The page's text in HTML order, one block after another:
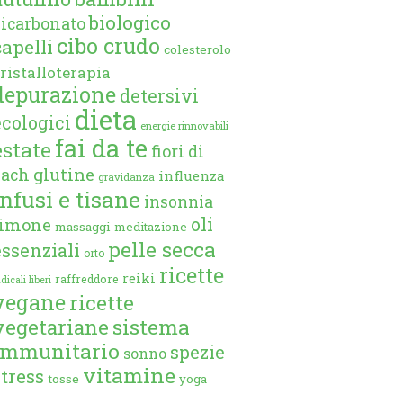
biologico
cibo crudo colesterolo
detersivi
dieta energie rinnovabili
fai da te fiori di
glutine gravidanza influenza
e tisane insonnia
massaggi meditazione oli
orto pelle secca
liberi raffreddore reiki ricette
ricette
sistema
sonno spezie
tosse vitamine yoga